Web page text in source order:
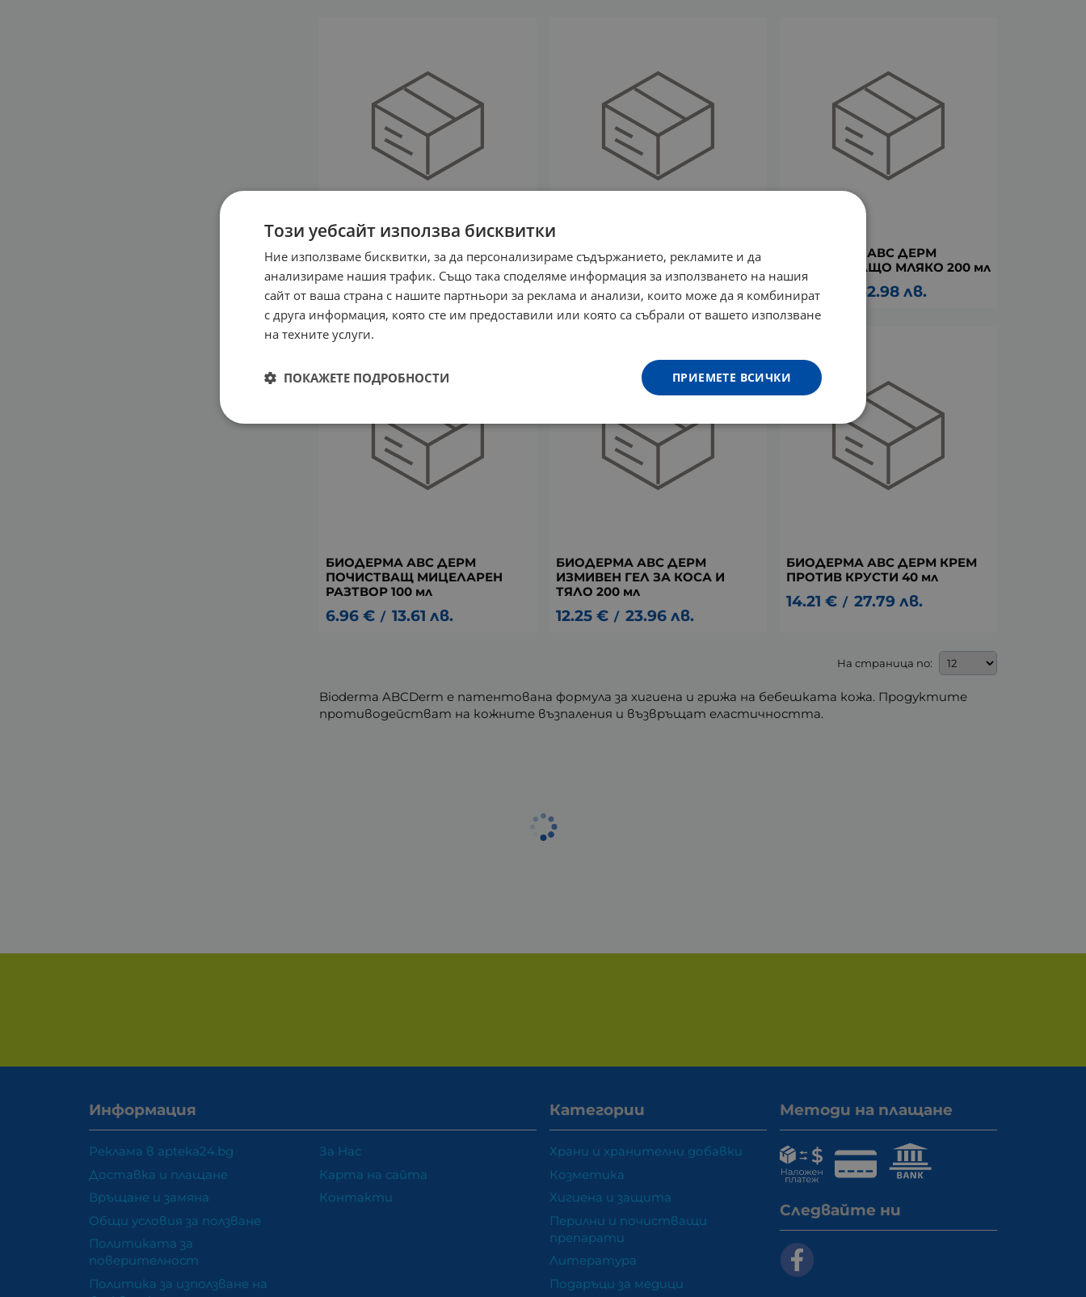
БИОДЕРМА АВС ДЕРМ ДУШ
ГЕЛ ЗА КОСА И ТЯЛО 1 л
25.92 € / 50.70 лв.
БИОДЕРМА АВС ДЕРМ КРЕМ
ПРИ ПОДСИЧАНЕ 75 г
13.57 € / 26.54 лв.
БИОДЕРМА АВС ДЕРМ
ХИДРАТИРАЩО МЛЯКО 200 мл
16.86 32.98 лв.
БИОДЕРМА АВС ДЕРМ
ПОЧИСТВАЩ МИЦЕЛАРЕН
РАЗТВОР 100 мл
6.96 € / 13.61 лв.
БИОДЕРМА АВС ДЕРМ
ИЗМИВЕН ГЕЛ ЗА КОСА И
ТЯЛО 200 мл
12.25 € / 23.96 лв.
БИОДЕРМА АВС ДЕРМ КРЕМ
ПРОТИВ КРУСТИ 40 мл
14.21 € / 27.79 лв.
На страница по:
Bioderma ABCDerm е патентована формула за хигиена и грижа на бебешката кожа. Продуктите
противодействат на кожните възпаления и възвръщат еластичността.
Информация
Реклама в apteka24.bg
Доставка и плащане
Връщане и замяна
Общи условия за ползване
Политиката за
поверителност
Политика за използване на
За Нас
Карта на сайта
Контакти
Категории
Храни и хранителни добавки
Козметика
Хигиена и защита
Перилни и почистващи
препарати
Литература
Подаръци за медици
Методи на плащане
Следвайте ни
Този уебсайт използва бисквитки
Ние използваме бисквитки, за да персонализираме съдържанието, рекламите и да
анализираме нашия трафик. Също така споделяме информация за използването на нашия
сайт от ваша страна с нашите партньори за реклама и анализи, които може да я комбинират
с друга информация, която сте им предоставили или която са събрали от вашето използване
на техните услуги.
ПРИЕМЕТЕ ВСИЧКИ
ПОКАЖЕТЕ ПОДРОБНОСТИ